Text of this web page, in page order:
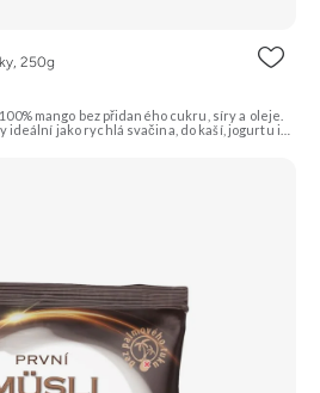
250g
mango bez přidaného cukru, síry a oleje.
ideální jako rychlá svačina, do kaší, jogurtu i